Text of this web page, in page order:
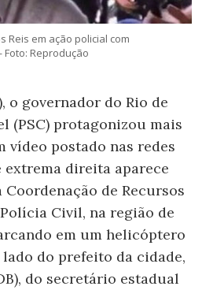
Reis em ação policial com
Reprodução
o governador do Rio de
(PSC) protagonizou mais
vídeo postado nas redes
direita aparece
de Recursos
Civil, na região de
em um helicóptero
do prefeito da cidade,
do secretário estadual